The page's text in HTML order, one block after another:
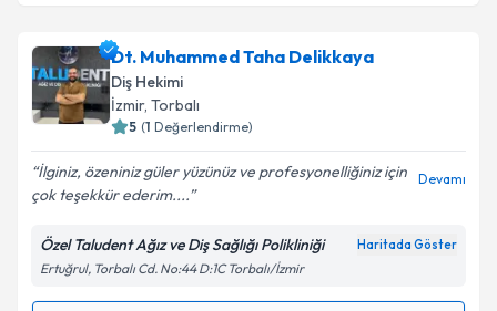
Dt. Muhammed Taha Delikkaya
Diş Hekimi
İzmir, Torbalı
5 (1 Değerlendirme)
İlginiz, özeniniz güler yüzünüz ve profesyonelliğiniz için
çok teşekkür ederim....
Devamı
Özel Taludent Ağız ve Diş Sağlığı Polikliniği Haritada Göster
Ertuğrul, Torbalı Cd. No:44 D:1C Torbalı/İzmir